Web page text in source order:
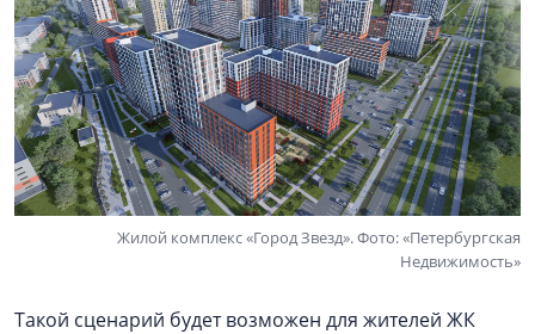
Жилой комплекс «Город Звезд». Фото: «Петербургская
Недвижимость»
Такой сценарий будет возможен для жителей ЖК